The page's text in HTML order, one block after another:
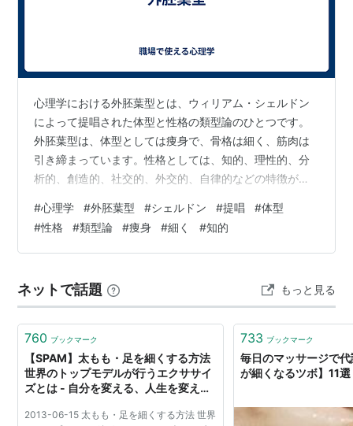
心理学における外胚葉型とは、ウィリアム・シェルドン
によって提唱された体型と性格の類型論のひとつです。
外胚葉型は、体型としては痩身で、骨格は細く、筋肉は
引き締まっています。性格としては、知的、理性的、分
析的、創造的、社交的、外交的、自律的などの特徴があ
器官が発達しており、知性や創造性に優れていると考え
ています。また、社交的で外交的なため、リーダーシッ
プを発揮したり、他者と協力して物事を成し遂げたりす
人物としては、アインシュタイン、ニュートン、ダ・ヴ
ィンチ、リンカーン、オバマなどが挙げられます。…
#心理学 #外胚葉型 #シェルドン #提唱 #体型
#性格 #類型論 #痩身 #細く #知的
ネットで話題 もっと見る
760 ブックマーク
【SPAM】太もも・足を細くする方法
世界のトップモデルが行うエクササイ
ズとは - 自分を変える、人生を変え
2013-06-15 太もも・足を細くする方法 世界
733 ブックマーク
毎日のマッサージで
が細くなるツボ】11選